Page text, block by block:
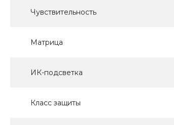
Чувствительность
Матрица
ИК-подсветка
Класс защиты